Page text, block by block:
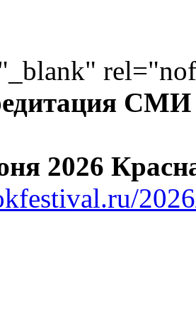
СМИ
2026